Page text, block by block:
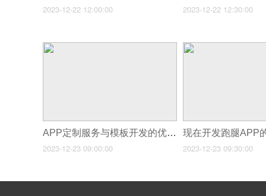
2023-12-22 12:00:00 2023-12-22 12:30:00
APP定制服务与模板开发的优劣势分析
2023-12-23 09:00:00 2023-12-23 09:30:00